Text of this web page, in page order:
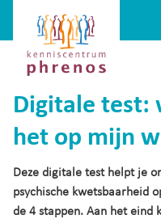
Kenniscentrum
Phrenos
website
Digitale test:
het op mijn
Deze digitale test helpt je
psychische kwetsbaarheid
de 4 stappen. Aan het eind